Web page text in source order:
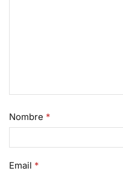
Nombre *
Email *